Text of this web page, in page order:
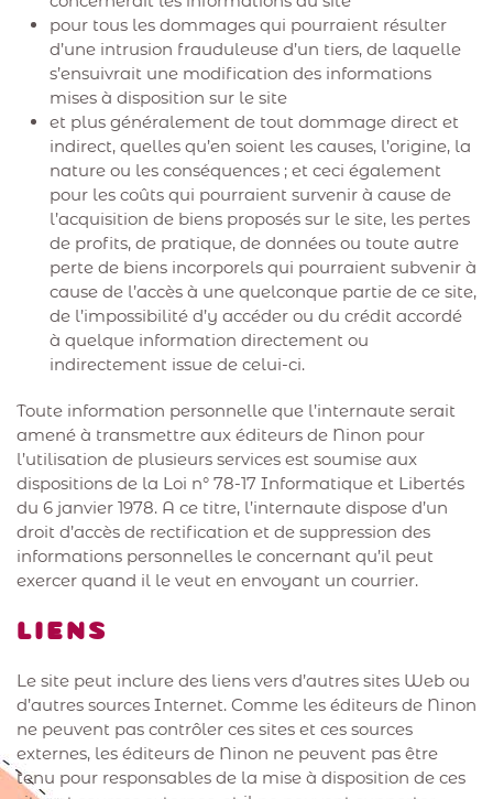
pour tous les dommages qui pourraient résulter
d’une intrusion frauduleuse d’un tiers, de laquelle
s’ensuivrait une modification des informations
mises à disposition sur le site
et plus généralement de tout dommage direct et
indirect, quelles qu’en soient les causes, l’origine, la
nature ou les conséquences ; et ceci également
pour les coûts qui pourraient survenir à cause de
l’acquisition de biens proposés sur le site, les pertes
de profits, de pratique, de données ou toute autre
perte de biens incorporels qui pourraient subvenir à
cause de l’accès à une quelconque partie de ce site,
de l’impossibilité d’y accéder ou du crédit accordé
à quelque information directement ou
indirectement issue de celui-ci.
Toute information personnelle que l’internaute serait
amené à transmettre aux éditeurs de Ninon pour
l’utilisation de plusieurs services est soumise aux
dispositions de la Loi n° 78-17 Informatique et Libertés
du 6 janvier 1978. A ce titre, l’internaute dispose d’un
droit d’accès de rectification et de suppression des
informations personnelles le concernant qu’il peut
exercer quand il le veut en envoyant un courrier.
LIENS
Le site peut inclure des liens vers d’autres sites Web ou
d’autres sources Internet. Comme les éditeurs de Ninon
ne peuvent pas contrôler ces sites et ces sources
externes, les éditeurs de Ninon ne peuvent pas être
tenu pour responsables de la mise à disposition de ces